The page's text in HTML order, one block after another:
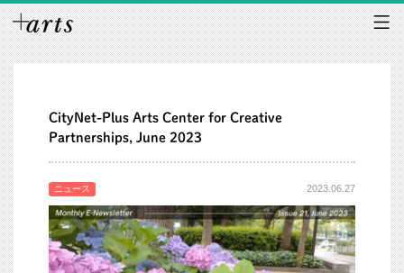
CityNet-Plus Arts Center for Creative
Partnerships, June 2023
ニュース 2023.06.27